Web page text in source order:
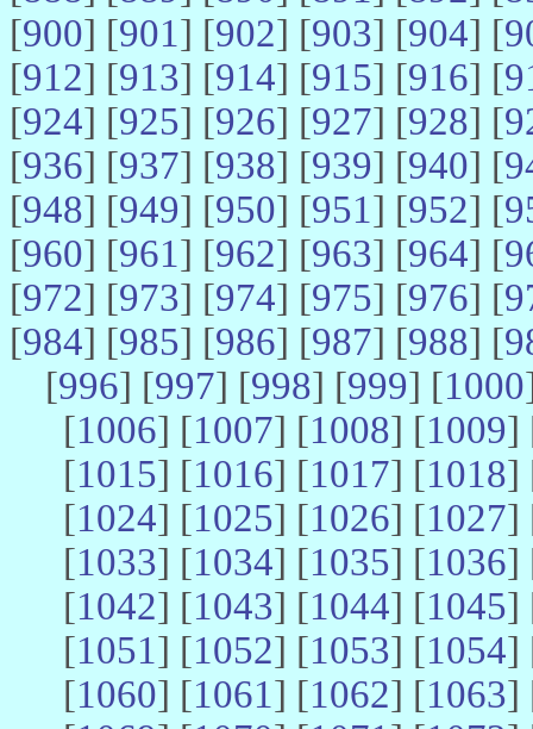
[900] [901] [902] [903] [904] [
[912] [913] [914] [915] [916] [
[924] [925] [926] [927] [928] [
[936] [937] [938] [939] [940] [
[948] [949] [950] [951] [952] [
[960] [961] [962] [963] [964] [
[972] [973] [974] [975] [976] [
[984] [985] [986] [987] [988] [
[996] [997] [998] [999] [1000
[1006] [1007] [1008] [1009]
[1015] [1016] [1017] [1018]
[1024] [1025] [1026] [1027]
[1033] [1034] [1035] [1036]
[1042] [1043] [1044] [1045]
[1051] [1052] [1053] [1054]
[1060] [1061] [1062] [1063]